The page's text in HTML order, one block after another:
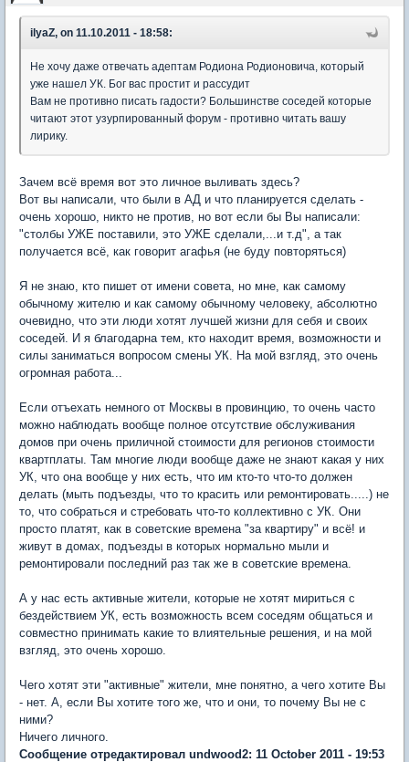
ilyaZ, on 11.10.2011 - 18:58:
Не хочу даже отвечать адептам Родиона Родионовича, который
уже нашел УК. Бог вас простит и рассудит
Вам не противно писать гадости? Большинстве соседей которые
читают этот узурпированный форум - противно читать вашу
лирику.
Зачем всё время вот это личное выливать здесь?
Вот вы написали, что были в АД и что планируется сделать -
очень хорошо, никто не против, но вот если бы Вы написали:
"столбы УЖЕ поставили, это УЖЕ сделали,...и т.д", а так
получается всё, как говорит агафья (не буду повторяться)
Я не знаю, кто пишет от имени совета, но мне, как самому
обычному жителю и как самому обычному человеку, абсолютно
очевидно, что эти люди хотят лучшей жизни для себя и своих
соседей. И я благодарна тем, кто находит время, возможности и
силы заниматься вопросом смены УК. На мой взгляд, это очень
огромная работа...
Если отъехать немного от Москвы в провинцию, то очень часто
можно наблюдать вообще полное отсутствие обслуживания
домов при очень приличной стоимости для регионов стоимости
квартплаты. Там многие люди вообще даже не знают какая у них
УК, что она вообще у них есть, что им кто-то что-то должен
делать (мыть подъезды, что то красить или ремонтировать.....) не
то, что собраться и стребовать что-то коллективно с УК. Они
просто платят, как в советские времена "за квартиру" и всё! и
живут в домах, подъезды в которых нормально мыли и
ремонтировали последний раз так же в советские времена.
А у нас есть активные жители, которые не хотят мириться с
бездействием УК, есть возможность всем соседям общаться и
совместно принимать какие то влиятельные решения, и на мой
взгляд, это очень хорошо.
Чего хотят эти "активные" жители, мне понятно, а чего хотите Вы
- нет. А, если Вы хотите того же, что и они, то почему Вы не с
ними?
Ничего личного.
Сообщение отредактировал undwood2: 11 October 2011 - 19:53